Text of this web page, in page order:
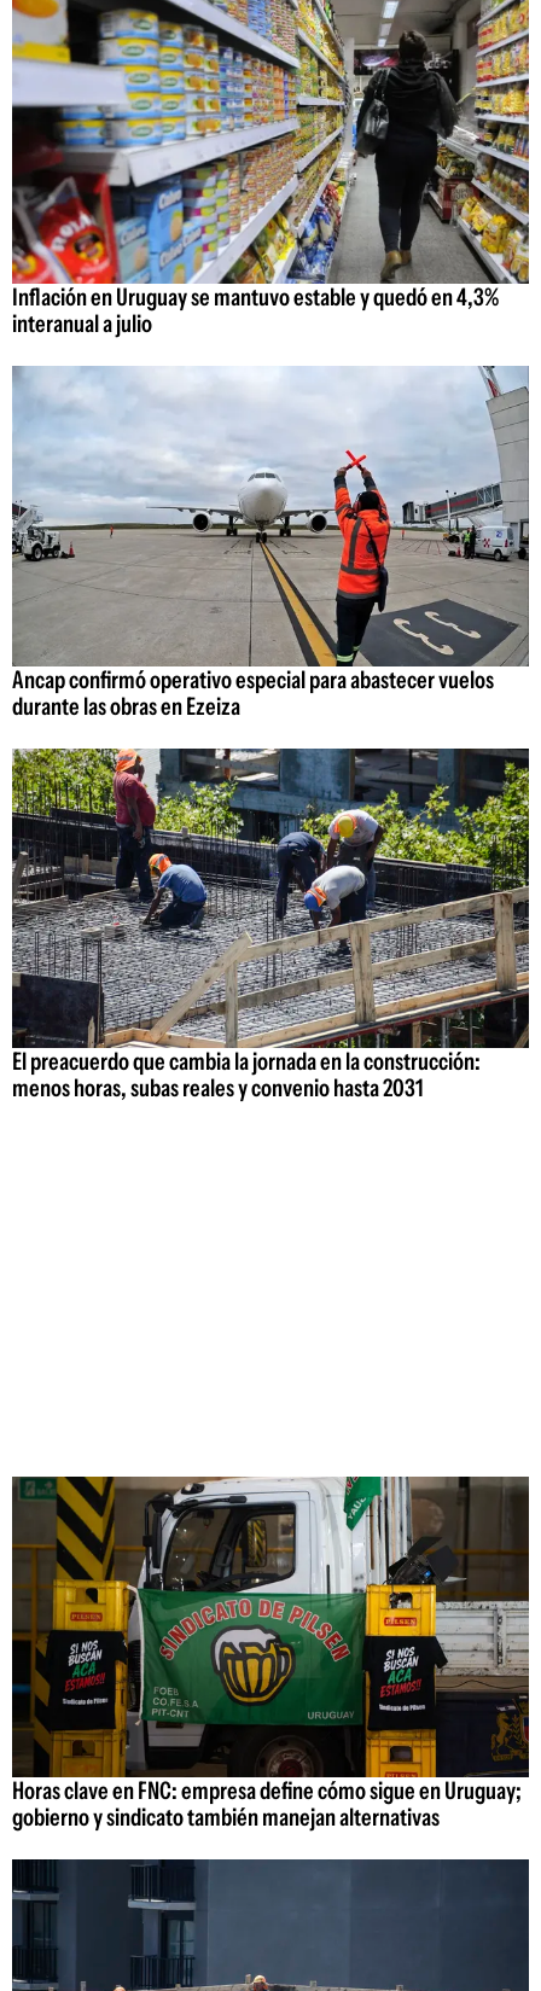
Inflación en Uruguay se mantuvo estable y quedó en 4,3%
interanual a julio
Ancap confirmó operativo especial para abastecer vuelos
durante las obras en Ezeiza
El preacuerdo que cambia la jornada en la construcción:
menos horas, subas reales y convenio hasta 2031
Horas clave en FNC: empresa define cómo sigue en Uruguay;
gobierno y sindicato también manejan alternativas